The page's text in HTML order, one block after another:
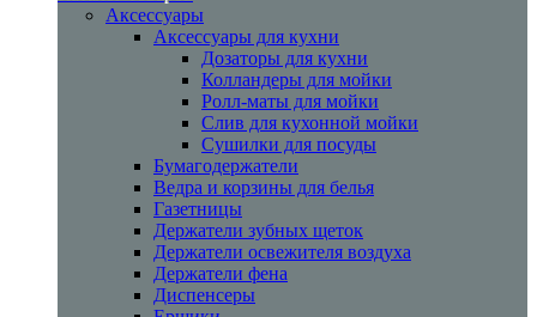
Аксессуары
Аксессуары для кухни
Дозаторы для кухни
Колландеры для мойки
Ролл-маты для мойки
Слив для кухонной мойки
Сушилки для посуды
Бумагодержатели
Ведра и корзины для белья
Газетницы
Держатели зубных щеток
Держатели освежителя воздуха
Держатели фена
Диспенсеры